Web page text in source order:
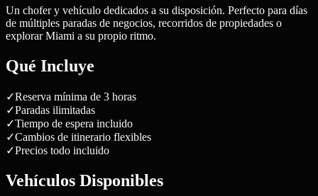
Un chofer y vehículo dedicados a su disposición. Perfecto para días
de múltiples paradas de negocios, recorridos de propiedades o
explorar Miami a su propio ritmo.
Qué Incluye
✓Reserva mínima de 3 horas
✓Paradas ilimitadas
✓Tiempo de espera incluido
✓Cambios de itinerario flexibles
✓Precios todo incluido
Vehículos Disponibles